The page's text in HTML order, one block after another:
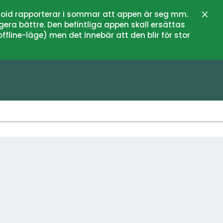
rapporterar i sommar att appen är seg mm.
bättre. Den befintliga appen skall ersättas
läge) men det innebär att den blir för stor